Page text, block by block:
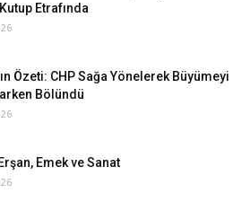
Etrafında
Özeti: CHP Sağa Yönelerek Büyümeyi
Bölündü
Emek ve Sanat